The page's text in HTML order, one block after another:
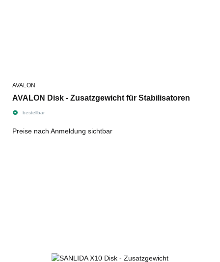
AVALON
AVALON Disk - Zusatzgewicht für Stabilisatoren
bestellbar
Preise nach Anmeldung sichtbar